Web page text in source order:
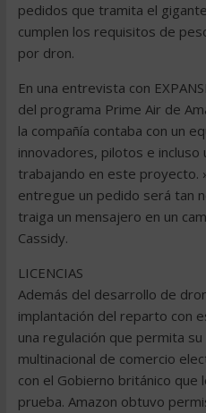
pedidos que tramita el
cumplen los requisitos de
por dron.
En una entrevista con
del programa Prime Air de
la compañía contaba con un
innovadores, pilotos e incluso
trabajando en este proyecto.
entregue un pedido será tan
traiga un mensajero en un
Cassidy.
LICENCIAS
Además del desarrollo de
implantación del reparto con
una regulación que permita
multinacional de comercio
con el Gobierno británico que
prueba. Amazon obtuvo